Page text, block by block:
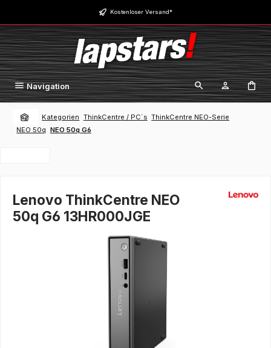
Zum Hauptinhalt springen Kostenloser Versand*
Navigation
Kategorien ThinkCentre / PC´s ThinkCentre NEO-Serie
NEO 50q NEO 50q G6
Lenovo ThinkCentre NEO
50q G6 13HR000JGE
Bildergalerie überspringen